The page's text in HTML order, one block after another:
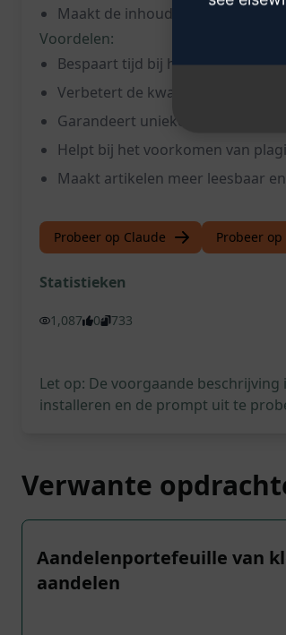
Maakt de inhoud menselijk en
Voordelen:
Bespaart tijd bij het verbeteren
Verbetert de kwaliteit van de
Garandeert unieke en originele
Helpt bij het voorkomen van
Maakt artikelen meer leesbaar
Probeer op Claude Probeer op
Statistieken
1,087 0 733
Let op: De voorgaande
installeren en de prompt uit te
Verwante
Aandelenportefeuille van
aandelen